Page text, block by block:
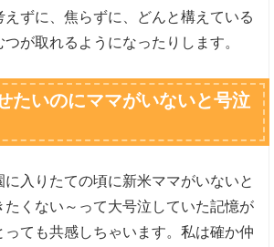
ずに、焦らずに、どんと構えている
が取れるようになったりします。
たいのにママがいないと号泣
入りたての頃に新米ママがいないと
たくない～って大号泣していた記憶が
っても共感しちゃいます。私は確か仲